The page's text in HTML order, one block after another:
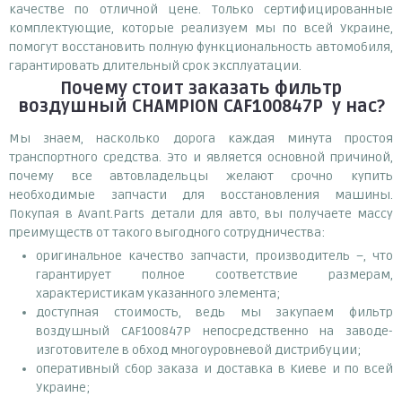
качестве по отличной цене. Только сертифицированные
комплектующие, которые реализуем мы по всей Украине,
помогут восстановить полную функциональность автомобиля,
гарантировать длительный срок эксплуатации.
Почему стоит заказать фильтр
воздушный CHAMPION CAF100847P у нас?
Мы знаем, насколько дорога каждая минута простоя
транспортного средства. Это и является основной причиной,
почему все автовладельцы желают срочно купить
необходимые запчасти для восстановления машины.
Покупая в Avant.Parts детали для авто, вы получаете массу
преимуществ от такого выгодного сотрудничества:
оригинальное качество запчасти, производитель –, что
гарантирует полное соответствие размерам,
характеристикам указанного элемента;
доступная стоимость, ведь мы закупаем фильтр
воздушный CAF100847P непосредственно на заводе-
изготовителе в обход многоуровневой дистрибуции;
оперативный сбор заказа и доставка в Киеве и по всей
Украине;